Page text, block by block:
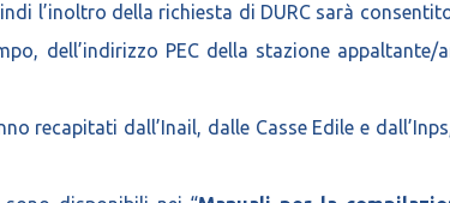
l’inoltro della richiesta di DURC sarà
dell’indirizzo PEC della stazione
recapitati dall’Inail, dalle Casse Edile e